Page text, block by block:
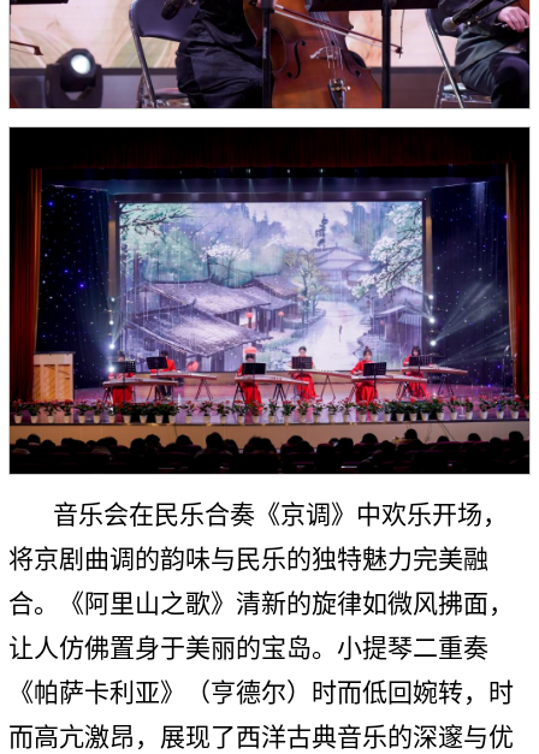
音乐会在民乐合奏《京调》中欢乐开场，
将京剧曲调的韵味与民乐的独特魅力完美融
合。《阿里山之歌》清新的旋律如微风拂面，
让人仿佛置身于美丽的宝岛。小提琴二重奏
《帕萨卡利亚》（亨德尔）时而低回婉转，时
而高亢激昂，展现了西洋古典音乐的深邃与优